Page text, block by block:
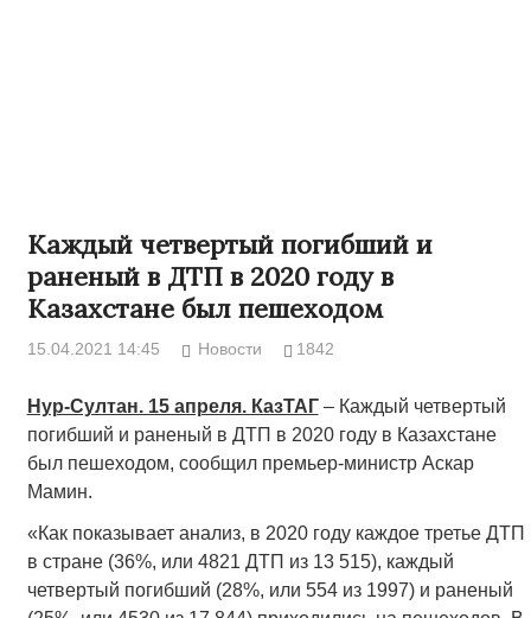
Каждый четвертый погибший и
раненый в ДТП в 2020 году в
Казахстане был пешеходом
15.04.2021 14:45 Новости 1842
Нур-Султан. 15 апреля. КазТАГ– Каждый четвертый
погибший и раненый в ДТП в 2020 году в Казахстане
был пешеходом, сообщил премьер-министр Аскар
Мамин.
«Как показывает анализ, в 2020 году каждое третье ДТП
в стране (36%, или 4821 ДТП из 13 515), каждый
четвертый погибший (28%, или 554 из 1997) и раненый